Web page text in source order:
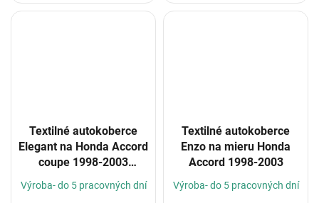
Textilné autokoberce
Elegant na Honda Accord
coupe 1998-2003
(Konfigurátor)
Výroba- do 5 pracovných dní
Textilné autokoberce
Enzo na mieru Honda
Accord 1998-2003
Výroba- do 5 pracovných dní